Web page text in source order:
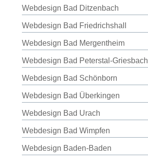
Webdesign Bad Ditzenbach
Webdesign Bad Friedrichshall
Webdesign Bad Mergentheim
Webdesign Bad Peterstal-Griesbach
Webdesign Bad Schönborn
Webdesign Bad Überkingen
Webdesign Bad Urach
Webdesign Bad Wimpfen
Webdesign Baden-Baden